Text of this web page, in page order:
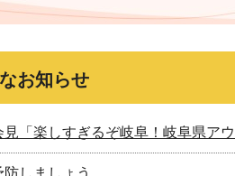
お知らせ
見「楽しすぎるぞ岐阜！岐阜県ア
しましょう